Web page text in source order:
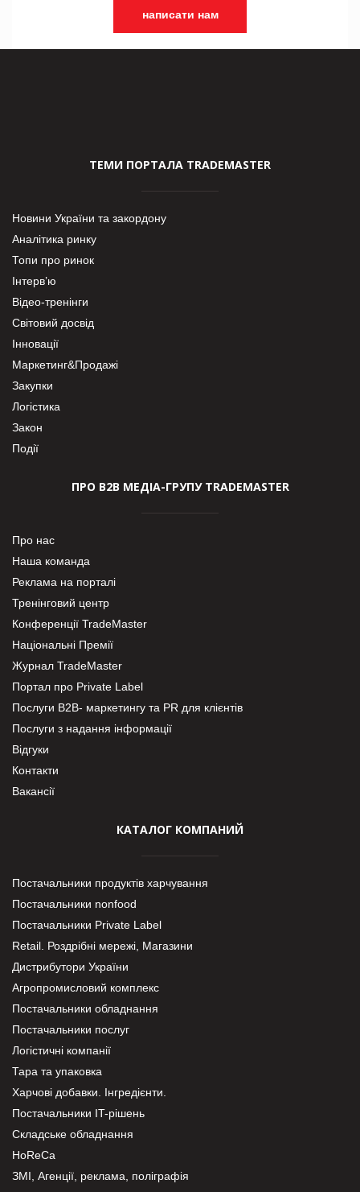
написати нам
ТЕМИ ПОРТАЛА TRADEMASTER
Новини України та закордону
Аналітика ринку
Топи про ринок
Інтерв’ю
Відео-тренінги
Світовий досвід
Інновації
Маркетинг&Продажі
Закупки
Логістика
Закон
Події
ПРО В2В МЕДІА-ГРУПУ TRADEMASTER
Про нас
Наша команда
Реклама на порталі
Тренінговий центр
Конференції TradeMaster
Національні Премії
Журнал TradeMaster
Портал про Private Label
Послуги В2В- маркетингу та PR для клієнтів
Послуги з надання інформації
Відгуки
Контакти
Вакансії
КАТАЛОГ КОМПАНИЙ
Постачальники продуктів харчування
Постачальники nonfood
Постачальники Private Label
Retail. Роздрібні мережі, Магазини
Дистрибутори України
Агропромисловий комплекс
Постачальники обладнання
Постачальники послуг
Логістичні компанії
Тара та упаковка
Харчові добавки. Інгредієнти.
Постачальники IT-рішень
Складське обладнання
HoReCa
ЗМІ, Агенції, реклама, поліграфія